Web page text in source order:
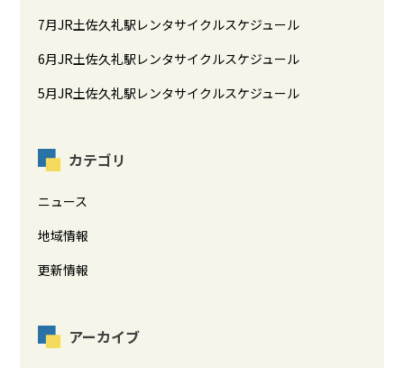
7月JR土佐久礼駅レンタサイクルスケジュール
6月JR土佐久礼駅レンタサイクルスケジュール
5月JR土佐久礼駅レンタサイクルスケジュール
カテゴリ
ニュース
地域情報
更新情報
アーカイブ